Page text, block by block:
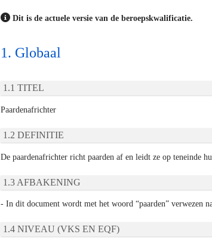
Dit is de actuele versie van de beroepskwalificatie.
Globaal
TITEL
Paardenafrichter
DEFINITIE
De paardenafrichter richt paarden af en leidt ze op teneinde
AFBAKENING
- In dit document wordt met het woord “paarden” verwezen
NIVEAU (VKS EN EQF)